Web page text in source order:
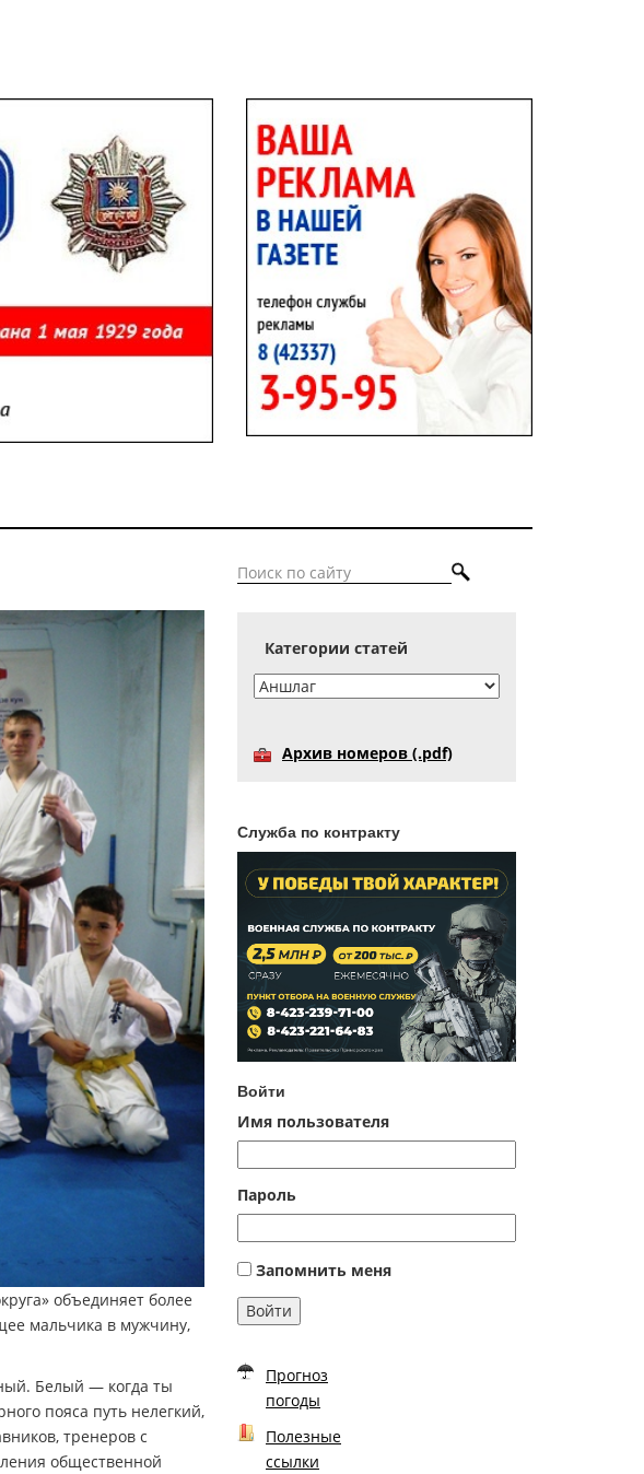
объединяет более
мальчика в мужчину,
Белый — когда ты
пояса путь нелегкий,
тренеров с
общественной
Категории статей
Архив номеров (.pdf)
Служба по контракту
Войти
Имя пользователя
Пароль
Запомнить меня
Войти
Прогноз
погоды
Полезные
ссылки